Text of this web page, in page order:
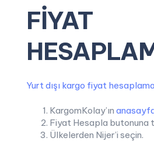
FİYAT
Yurt dışı kargo fiyat hesaplama
KargomKolay’ın
Fiyat Hesapla butonuna
Ülkelerden Nijer’i seçin.